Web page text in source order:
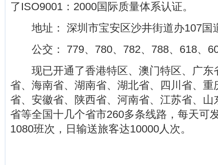
了ISO9001：2000国际质量体系认证。
地址： 深圳市宝安区沙井街道办107国
公交： 779、780、782、788、618、
现已开通了香港特区、澳门特区、广东
省、海南省、湖南省、湖北省、四川省、
省、安徽省、陕西省、河南省、江苏省、
省等全国十几个省市260多条线路，每天可
1080班次，日输送旅客达10000人次。